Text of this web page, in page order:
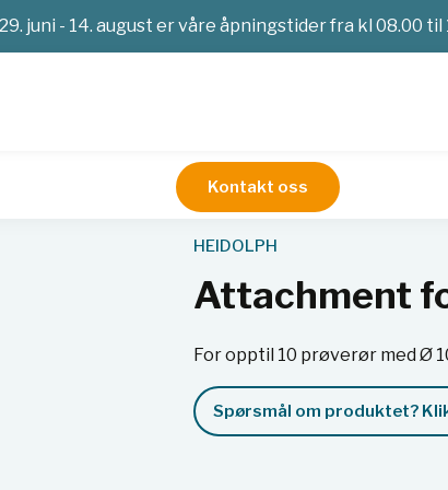
29. juni - 14. august er våre åpningstider fra kl 08.00 til
Kontakt oss
Attachment for 10 test tubes
HEIDOLPH
Attachment
For opptil 10 prøverør med Ø
Spørsmål om produktet?